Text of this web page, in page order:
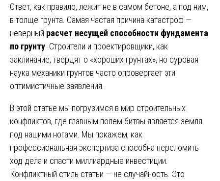
Ответ, как правило, лежит не в самом бетоне, а под ним,
в толще грунта. Самая частая причина катастроф —
неверный расчет несущей способности фундамента
по грунту . Строители и проектировщики, как
заклинание, твердят о «хороших грунтах», но суровая
наука механики грунтов часто опровергает эти
оптимистичные заявления.
В этой статье мы погрузимся в мир строительных
конфликтов, где главным полем битвы является земля
под нашими ногами. Мы покажем, как
профессиональная экспертиза способна переломить
ход дела и спасти миллиардные инвестиции.
Конфликтный стиль статьи — не случайность. Это